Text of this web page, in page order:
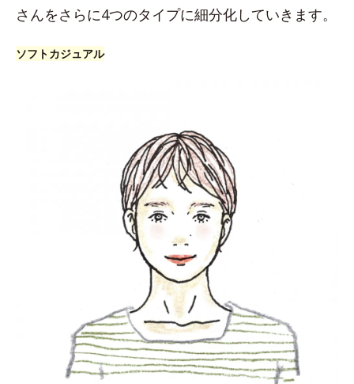
さんをさらに4つのタイプに細分化していきます。
ソフトカジュアル